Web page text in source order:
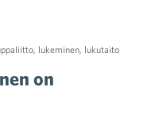
, lukeminen, lukutaito
on